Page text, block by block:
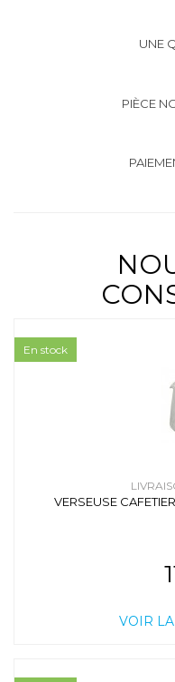
UNE
PIÈCE
VERSEUSE
VOIR
En stock